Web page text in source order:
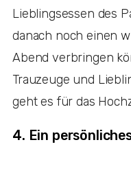
Lieblingsessen des
danach noch einen
Abend verbringen
Trauzeuge und
geht es für das
4. Ein